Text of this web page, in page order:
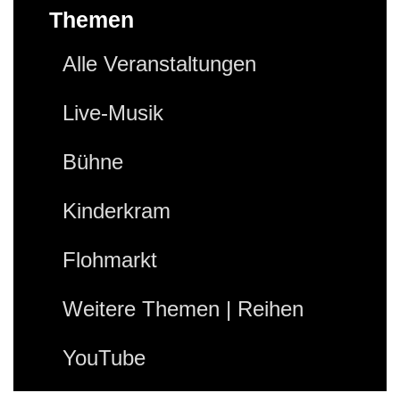
Themen
Alle Veranstaltungen
Live-Musik
Bühne
Kinderkram
Flohmarkt
Weitere Themen | Reihen
YouTube